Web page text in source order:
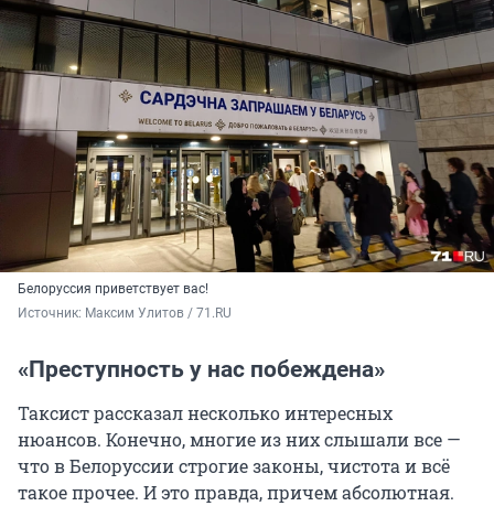
Белоруссия приветствует вас!
Источник: Максим Улитов / 71.RU
«Преступность у нас побеждена»
Таксист рассказал несколько интересных
нюансов. Конечно, многие из них слышали все —
что в Белоруссии строгие законы, чистота и всё
такое прочее. И это правда, причем абсолютная.